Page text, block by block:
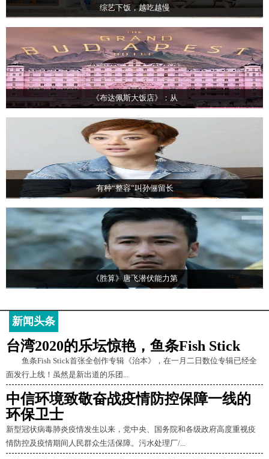
综艺下饭，越吃越慢
《布达佩斯大饭店》：从
有种“整容”叫孙俪留长
《胜算》唐飞潜伏能力第
新闻头条
台湾2020的乐坛惊艳，鱼条Fish Stick
鱼条Fish Stick首张全创作专辑《治本》，在一月二日数位专辑已经全
面发行上线！虽然是新出道的乐团...
中信环境致敬奋战疫情防控保障一线的
环保卫士
新型冠状病毒肺炎疫情发生以来，党中央、国务院和各级政府高度重视疫
情防控及疫情期间人民群众生活保障。污水处理厂/...